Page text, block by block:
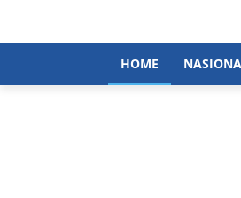
HOME